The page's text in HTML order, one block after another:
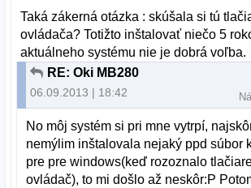
Taká zákerná otázka : skúšala si tú
ovládača? Totižto inštalovať niečo 5
aktuálneho systému nie je dobrá voľba.
RE: Oki MB280
06.09.2013 | 18:42
No môj systém si pri mne vytrpí,
nemýlim inštalovala nejaký ppd súbor
pre pre windows(keď rozoznalo
ovládač), to mi došlo až neskôr:P